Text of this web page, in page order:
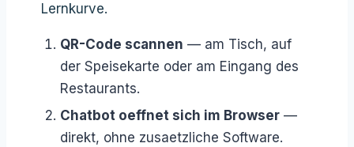
Lernkurve.
QR-Code scannen — am Tisch, auf
der Speisekarte oder am Eingang des
Restaurants.
Chatbot oeffnet sich im Browser —
direkt, ohne zusaetzliche Software.